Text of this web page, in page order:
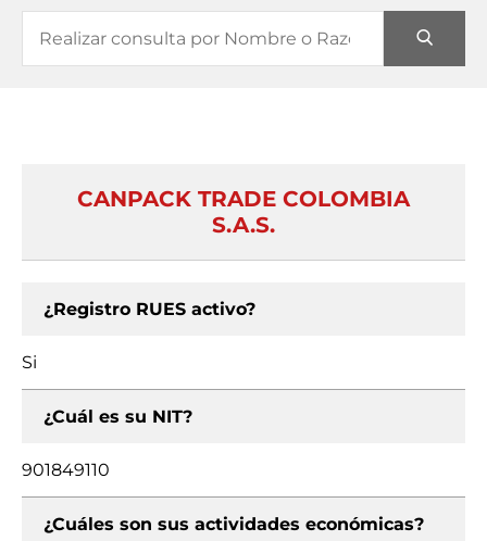
CANPACK TRADE COLOMBIA
S.A.S.
¿Registro RUES activo?
Si
¿Cuál es su NIT?
901849110
¿Cuáles son sus actividades económicas?